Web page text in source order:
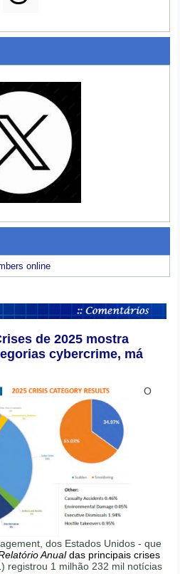
online
de 2025 mostra
cybercrime, má
O
dos Estados Unidos - que
Anualdas principais crises
registrou 1 milhão 232 mil notícias